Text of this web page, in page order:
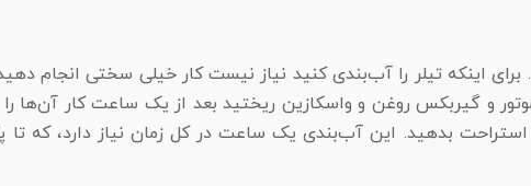
برای اینکه تیلر را آب‌بندی کنید نیاز نیست کار خیلی سختی انجام
و گیربکس روغن و واسکازین ریختید بعد از یک ساعت کار آن‌ها
بدهید. این آب‌بندی یک ساعت در کل زمان نیاز دارد، که تا